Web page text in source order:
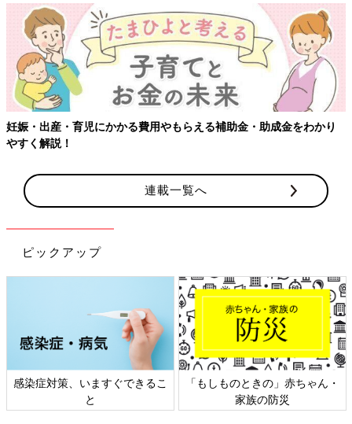
妊娠・出産・育児にかかる費用やもらえる補助金・助成金をわかり
やすく解説！
連載一覧へ
ピックアップ
感染症対策、いますぐできるこ
と
「もしものときの」赤ちゃん・
家族の防災